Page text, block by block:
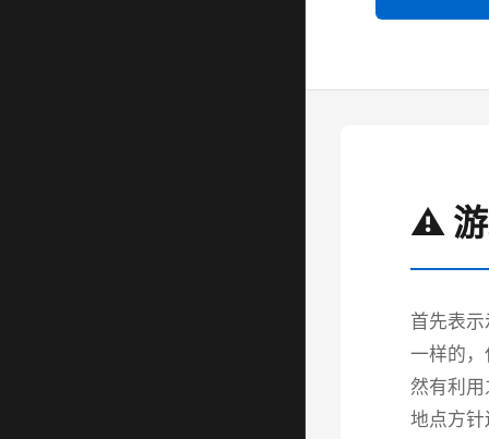
⚠️
首先表
一样的
然有利
地点方